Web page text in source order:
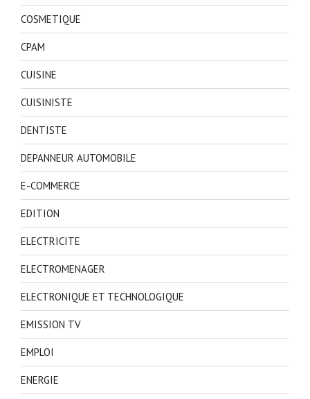
COSMETIQUE
CPAM
CUISINE
CUISINISTE
DENTISTE
DEPANNEUR AUTOMOBILE
E-COMMERCE
EDITION
ELECTRICITE
ELECTROMENAGER
ELECTRONIQUE ET TECHNOLOGIQUE
EMISSION TV
EMPLOI
ENERGIE